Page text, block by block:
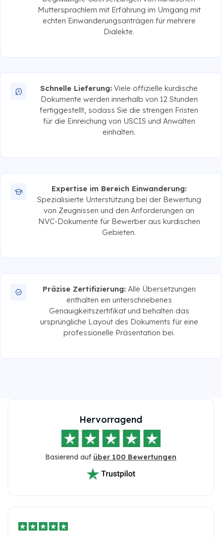
Muttersprachlern mit Erfahrung im Umgang mit
echten Einwanderungsanträgen für mehrere
Dialekte.
Schnelle Lieferung: Viele offizielle kurdische
Dokumente werden innerhalb von 12 Stunden
fertiggestellt, sodass Sie die strengen Fristen
für die Einreichung von USCIS und Anwälten
einhalten.
Expertise im Bereich Einwanderung:
Spezialisierte Unterstützung bei der Bewertung
von Zeugnissen und den Anforderungen an
NVC-Dokumente für Bewerber aus kurdischen
Gebieten.
Präzise Zertifizierung: Alle Übersetzungen
enthalten ein unterschriebenes
Genauigkeitszertifikat und behalten das
ursprüngliche Layout des Dokuments für eine
professionelle Präsentation bei.
Hervorragend
Basierend auf über 100 Bewertungen